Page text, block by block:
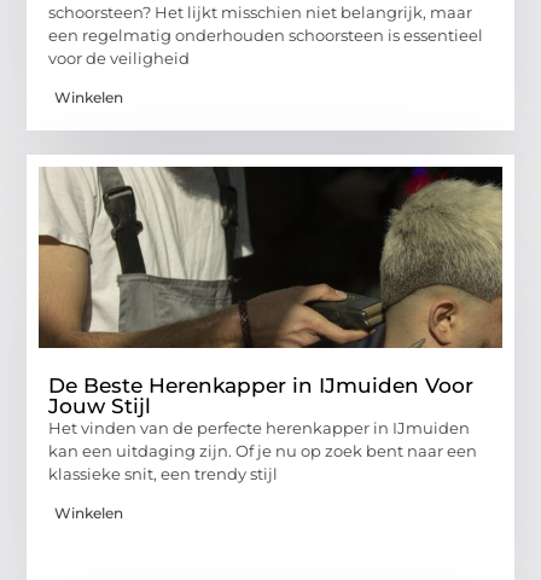
schoorsteen? Het lijkt misschien niet belangrijk, maar
een regelmatig onderhouden schoorsteen is essentieel
voor de veiligheid
Winkelen
De Beste Herenkapper in IJmuiden Voor
Jouw Stijl
Het vinden van de perfecte herenkapper in IJmuiden
kan een uitdaging zijn. Of je nu op zoek bent naar een
klassieke snit, een trendy stijl
Winkelen